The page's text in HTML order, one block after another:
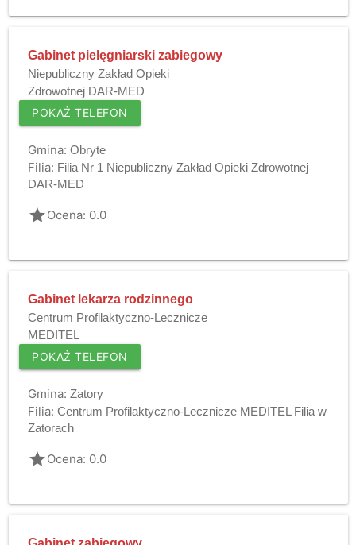
Gabinet pielęgniarski zabiegowy
Niepubliczny Zakład Opieki
Zdrowotnej DAR-MED
POKAŻ TELEFON
Gmina: Obryte
Filia: Filia Nr 1 Niepubliczny Zakład Opieki Zdrowotnej
DAR-MED
gradeOcena: 0.0
Gabinet lekarza rodzinnego
Centrum Profilaktyczno-Lecznicze
MEDITEL
POKAŻ TELEFON
Gmina: Zatory
Filia: Centrum Profilaktyczno-Lecznicze MEDITEL Filia w
Zatorach
gradeOcena: 0.0